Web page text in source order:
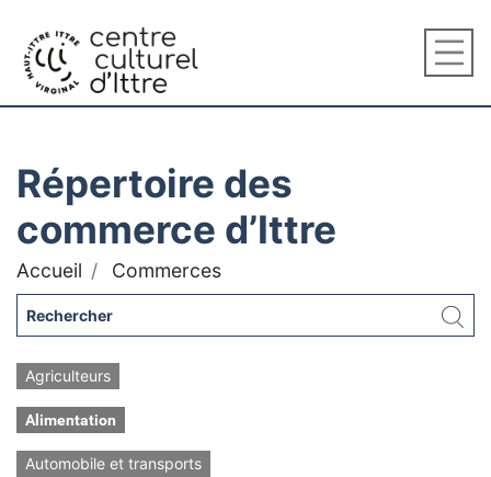
Répertoire des
commerce d’Ittre
Accueil Commerces
Agriculteurs
Alimentation
Automobile et transports